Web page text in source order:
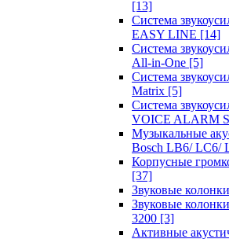
[13]
Система
EASY LINE [14]
Система
All-in-One [5]
Система
Matrix [5]
Система
VOICE ALARM
Музыкальные
Bosch LB6/ LC6/
Корпусные
[37]
Звуковые
Звуковые
3200 [3]
Активные